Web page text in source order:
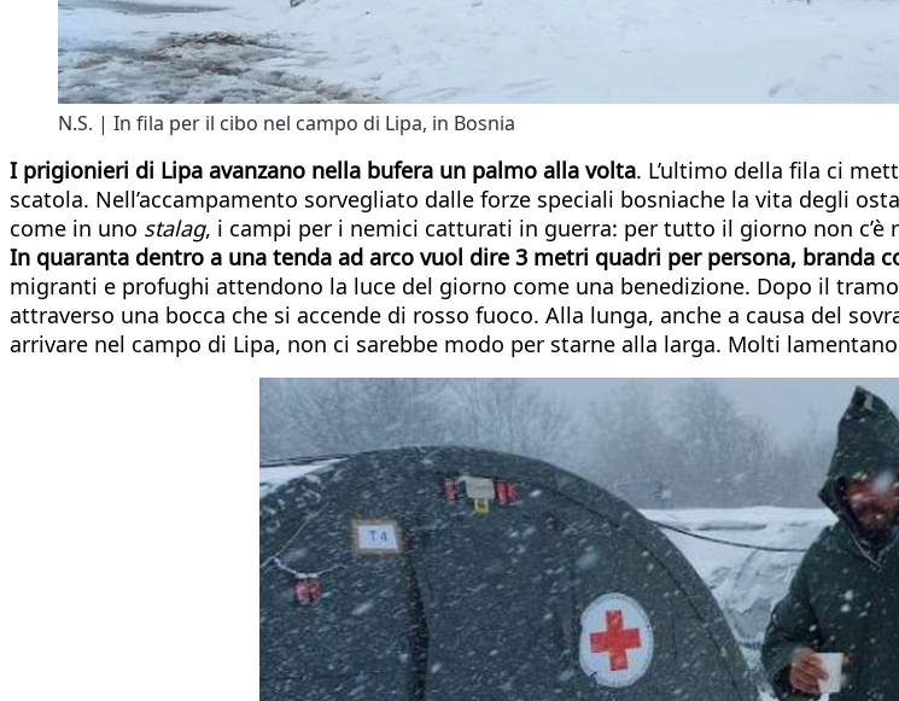
N.S. | In fila per il cibo nel campo di Lipa, in Bosnia
I prigionieri di Lipa avanzano nella bufera un palmo alla volta. L’ultimo della fila ci
scatola. Nell’accampamento sorvegliato dalle forze speciali bosniache la vita degli
come in uno stalag, i campi per i nemici catturati in guerra: per tutto il giorno non c’è
In quaranta dentro a una tenda ad arco vuol dire 3 metri quadri per persona, branda
migranti e profughi attendono la luce del giorno come una benedizione. Dopo il
attraverso una bocca che si accende di rosso fuoco. Alla lunga, anche a causa del
arrivare nel campo di Lipa, non ci sarebbe modo per starne alla larga. Molti